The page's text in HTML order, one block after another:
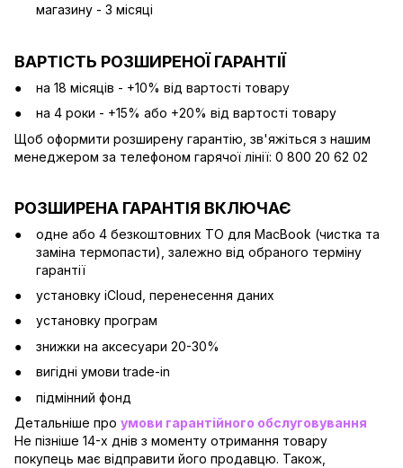
магазину - 3 місяці
ВАРТІСТЬ РОЗШИРЕНОЇ ГАРАНТІЇ
на 18 місяців - +10% від вартості товару
на 4 роки - +15% або +20% від вартості товару
Щоб оформити розширену гарантію, зв'яжіться з нашим
менеджером за телефоном гарячої лінії: 0 800 20 62 02
РОЗШИРЕНА ГАРАНТІЯ ВКЛЮЧАЄ
одне або 4 безкоштовних ТО для MacBook (чистка та
заміна термопасти), залежно від обраного терміну
гарантії
установку iCloud, перенесення даних
установку програм
знижки на аксесуари 20-30%
вигідні умови trade-in
підмінний фонд
Детальніше про умови гарантійного обслуговування
Не пізніше 14-х днів з моменту отримання товару
покупець має відправити його продавцю. Також,